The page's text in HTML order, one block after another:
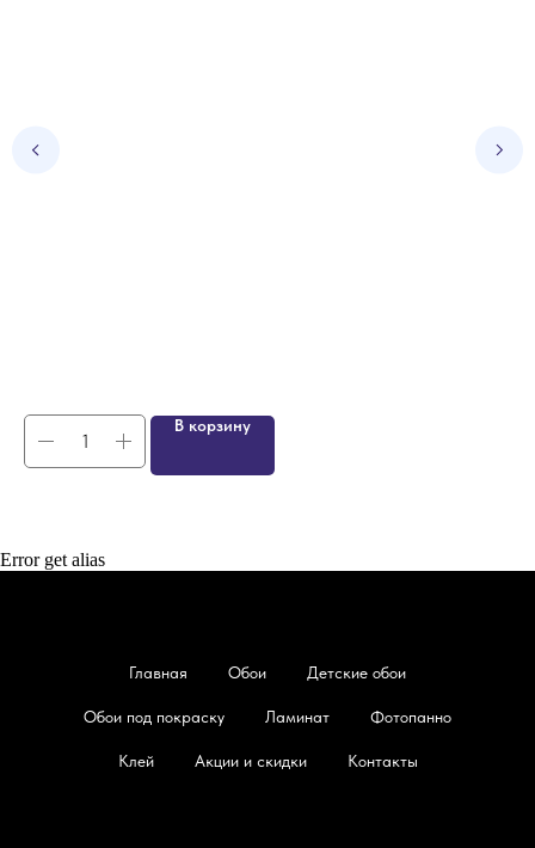
В корзину
Error get alias
Главная Обои Детские обои
Обои под покраску Ламинат Фотопанно
Клей Акции и скидки Контакты